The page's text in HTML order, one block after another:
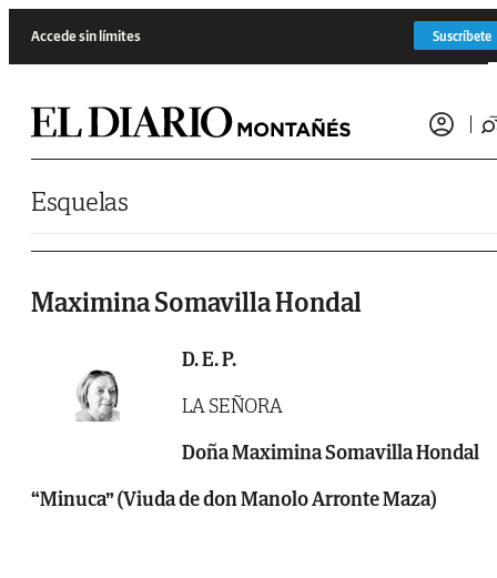
Accede sin límites Suscríbete
Esquelas
Maximina Somavilla Hondal
D. E. P.
LA SEÑORA
Doña Maximina Somavilla Hondal
“Minuca” (Viuda de don Manolo Arronte Maza)